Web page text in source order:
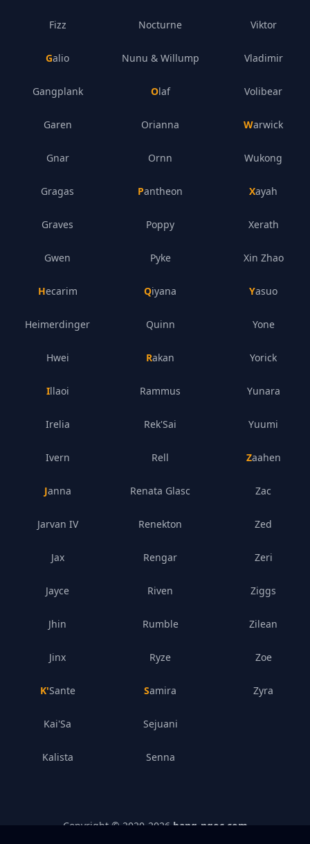
Fizz
Galio
Gangplank
Garen
Gnar
Gragas
Graves
Gwen
Hecarim
Heimerdinger
Hwei
Illaoi
Irelia
Ivern
Janna
Jarvan IV
Jax
Jayce
Jhin
Jinx
K'Sante
Kai'Sa
Kalista
Nocturne
Nunu & Willump
Olaf
Orianna
Ornn
Pantheon
Poppy
Pyke
Qiyana
Quinn
Rakan
Rammus
Rek'Sai
Rell
Renata Glasc
Renekton
Rengar
Riven
Rumble
Ryze
Samira
Sejuani
Senna
Viktor
Vladimir
Volibear
Warwick
Wukong
Xayah
Xerath
Xin Zhao
Yasuo
Yone
Yorick
Yunara
Yuumi
Zaahen
Zac
Zed
Zeri
Ziggs
Zilean
Zoe
Zyra
Copyright © 2020- 2026 bang-ngoc.com